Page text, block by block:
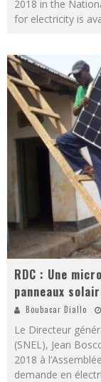
2018 in the
for electricity is
RDC : Une
panneaux
Boubacar Diallo
Le Directeur
(SNEL), Jean
2018 à
demande en